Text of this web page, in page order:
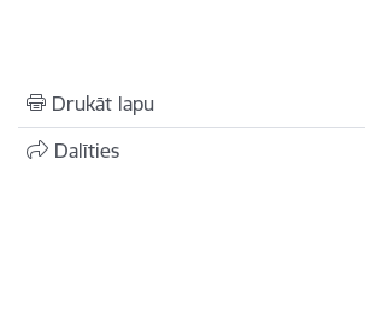
Drukāt lapu
Dalīties